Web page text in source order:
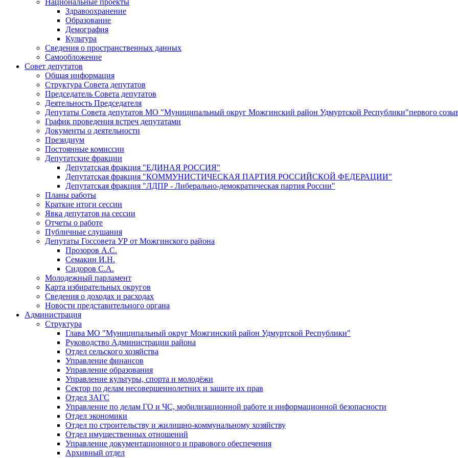
Здравоохранение
Образование
Демография
Культура
Сведения о пространственных данных
Самообложение
Совет депутатов
Общая информация
Структура Совета депутатов
Председатель Совета депутатов
Деятельность Председателя
Депутаты Совета депутатов МО "Муниципальный округ Можгинский район Удмуртской Республики"первого
График проведения встреч депутатами
Документы о деятельности
Президиум
Постоянные комиссии
Депутатские фракции
Депутатская фракция "ЕДИНАЯ РОССИЯ"
Депутатская фракция "КОММУНИСТИЧЕСКАЯ ПАРТИЯ РОССИЙСКОЙ ФЕДЕРАЦИИ"
Депутатская фракция "ЛДПР - Либерально-демократическая партия России"
Планы работы
Краткие итоги сессии
Явка депутатов на сессии
Отчеты о работе
Публичные слушания
Депутаты Госсовета УР от Можгинского района
Прозоров А.С.
Семакин И.Н.
Сидоров С.А.
Молодежный парламент
Карта избирательных округов
Сведения о доходах и расходах
Новости представительного органа
Администрация
Структура
Глава МО "Муниципальный округ Можгинский район Удмуртской Республики"
Руководство Администрации района
Отдел сельского хозяйства
Управление финансов
Управление образования
Управление культуры, спорта и молодёжи
Сектор по делам несовершеннолетних и защите их прав
Отдел ЗАГС
Управление по делам ГО и ЧС, мобилизационной работе и информационной безопасности
Отдел экономики
Отдел по строительству и жилищно-коммунальному хозяйству
Отдел имущественных отношений
Управление документационного и правового обеспечения
Архивный отдел